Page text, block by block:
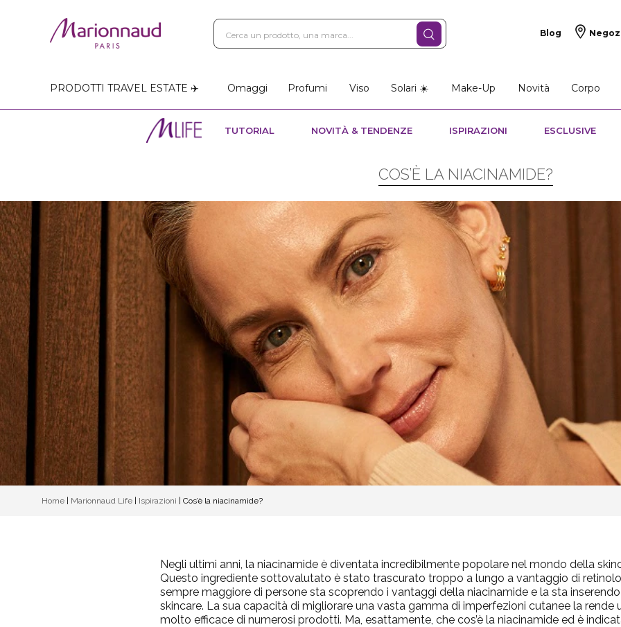
Blog
PRODOTTI TRAVEL ESTATE ✈️ Omaggi Profumi Viso Solari ☀️ Make-Up Novità Corpo
TUTORIAL NOVITÀ & TENDENZE ISPIRAZIONI ESCLUSIVE
COS’È LA NIACINAMIDE?
Home Marionnaud Life Ispirazioni Cos’è la niacinamide?
Negli ultimi anni, la niacinamide è diventata incredibilmente popolare nel mondo della
Questo ingrediente sottovalutato è stato trascurato troppo a lungo a vantaggio di
sempre maggiore di persone sta scoprendo i vantaggi della niacinamide e la sta
skincare. La sua capacità di migliorare una vasta gamma di imperfezioni cutanee la rende
molto efficace di numerosi prodotti. Ma, esattamente, che cos’è la niacinamide ed è